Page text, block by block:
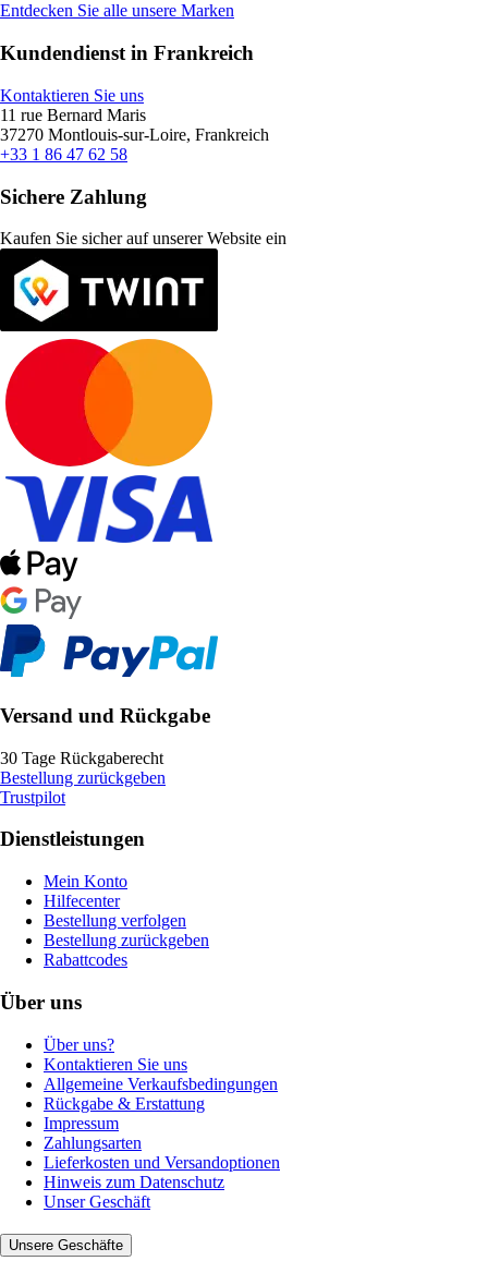
Entdecken Sie alle unsere Marken
Kundendienst in Frankreich
Kontaktieren Sie uns
11 rue Bernard Maris
37270 Montlouis-sur-Loire, Frankreich
+33 1 86 47 62 58
Sichere Zahlung
Kaufen Sie sicher auf unserer Website ein
Versand und Rückgabe
30 Tage Rückgaberecht
Bestellung zurückgeben
Trustpilot
Dienstleistungen
Mein Konto
Hilfecenter
Bestellung verfolgen
Bestellung zurückgeben
Rabattcodes
Über uns
Über uns?
Kontaktieren Sie uns
Allgemeine Verkaufsbedingungen
Rückgabe & Erstattung
Impressum
Zahlungsarten
Lieferkosten und Versandoptionen
Hinweis zum Datenschutz
Unser Geschäft
Unsere Geschäfte